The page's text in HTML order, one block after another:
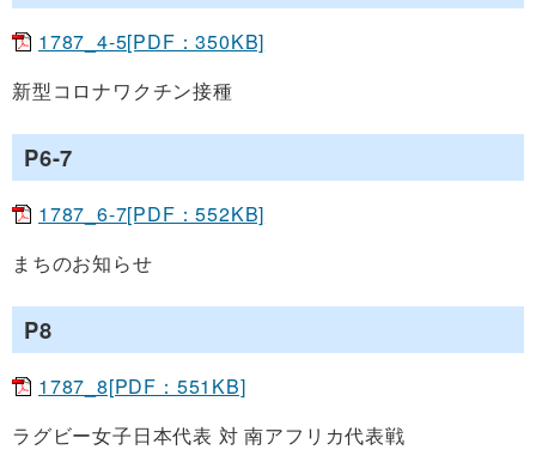
1787_4-5[PDF：350KB]
新型コロナワクチン接種
P6-7
1787_6-7[PDF：552KB]
まちのお知らせ
P8
1787_8[PDF：551KB]
ラグビー女子日本代表 対 南アフリカ代表戦